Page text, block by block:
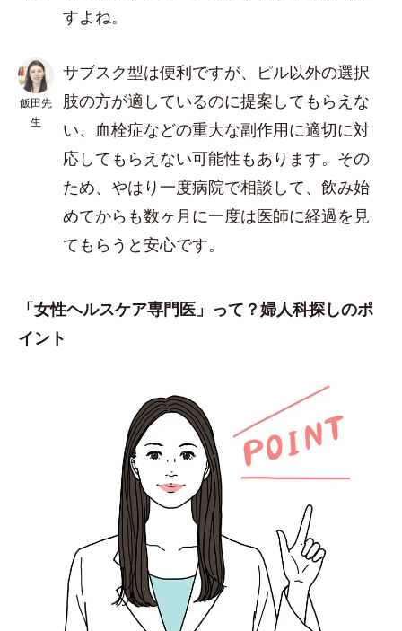
すよね。
飯田先
生
サブスク型は便利ですが、ピル以外の選択
肢の方が適しているのに提案してもらえな
い、血栓症などの重大な副作用に適切に対
応してもらえない可能性もあります。その
ため、やはり一度病院で相談して、飲み始
めてからも数ヶ月に一度は医師に経過を見
てもらうと安心です。
「女性ヘルスケア専門医」って？婦人科探しのポ
イント